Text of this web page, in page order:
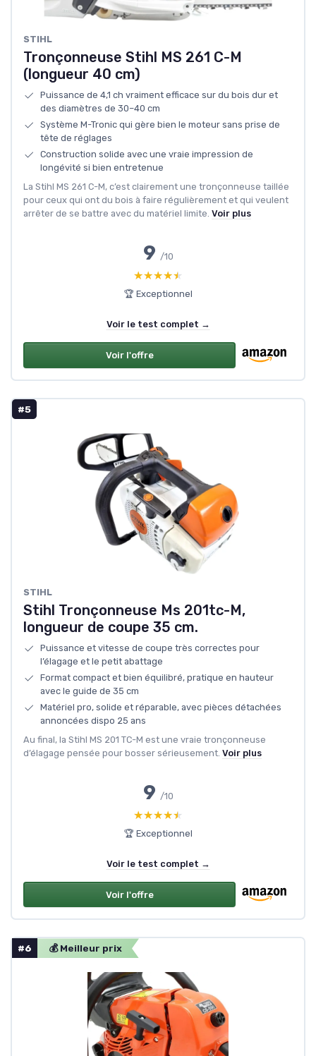
STIHL
Tronçonneuse Stihl MS 261 C-M
(longueur 40 cm)
Puissance de 4,1 ch vraiment efficace sur du bois dur et
des diamètres de 30–40 cm
Système M-Tronic qui gère bien le moteur sans prise de
tête de réglages
Construction solide avec une vraie impression de
longévité si bien entretenue
La Stihl MS 261 C-M, c’est clairement une tronçonneuse taillée
pour ceux qui ont du bois à faire régulièrement et qui veulent
arrêter de se battre avec du matériel limite. Voir plus
9 /10
★★★★★
★★★★★
🏆 Exceptionnel
Voir le test complet →
Voir l'offre
#5
STIHL
Stihl Tronçonneuse Ms 201tc-M,
longueur de coupe 35 cm.
Puissance et vitesse de coupe très correctes pour
l’élagage et le petit abattage
Format compact et bien équilibré, pratique en hauteur
avec le guide de 35 cm
Matériel pro, solide et réparable, avec pièces détachées
annoncées dispo 25 ans
Au final, la Stihl MS 201 TC-M est une vraie tronçonneuse
d’élagage pensée pour bosser sérieusement. Voir plus
9 /10
★★★★★
★★★★★
🏆 Exceptionnel
Voir le test complet →
Voir l'offre
#6 💰 Meilleur prix